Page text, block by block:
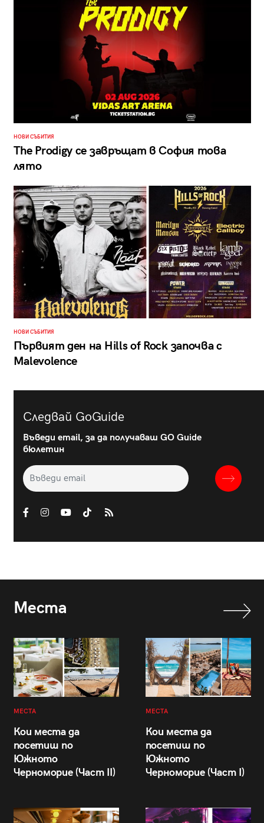
НОВИ СЪБИТИЯ
The Prodigy се завръщат в София това
лято
НОВИ СЪБИТИЯ
Първият ден на Hills of Rock започва с
Malevolence
Следвай GoGuide
Въведи email, за да получаваш GO Guide
бюлетин
Места
МЕСТА
Кои места да
посетиш по
Южното
Черноморие (Част II)
МЕСТА
Кои места да
посетиш по
Южното
Черноморие (Част I)